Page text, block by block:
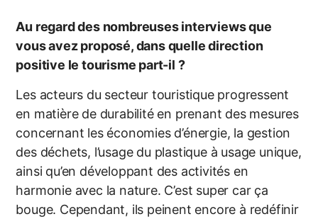
Au regard des nombreuses interviews que
vous avez proposé, dans quelle direction
positive le tourisme part-il ?
Les acteurs du secteur touristique progressent
en matière de durabilité en prenant des mesures
concernant les économies d’énergie, la gestion
des déchets, l’usage du plastique à usage unique,
ainsi qu’en développant des activités en
harmonie avec la nature. C’est super car ça
bouge. Cependant, ils peinent encore à redéfinir